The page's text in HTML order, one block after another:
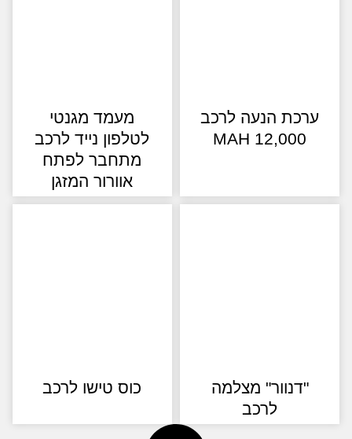
הנעה לרכב
12,000 MAH
מעמד מגנטי
לטלפון נייד לרכב
מתחבר לפתח
אוורור המזגן
"דנוור" מצלמה
כוס טישו לרכב